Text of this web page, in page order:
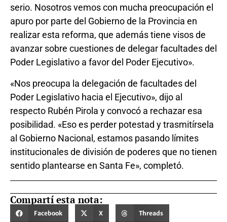
serio. Nosotros vemos con mucha preocupación el
apuro por parte del Gobierno de la Provincia en
realizar esta reforma, que además tiene visos de
avanzar sobre cuestiones de delegar facultades del
Poder Legislativo a favor del Poder Ejecutivo».
«Nos preocupa la delegación de facultades del
Poder Legislativo hacia el Ejecutivo», dijo al
respecto Rubén Pirola y convocó a rechazar esa
posibilidad. «Eso es perder potestad y trasmitírsela
al Gobierno Nacional, estamos pasando límites
institucionales de división de poderes que no tienen
sentido plantearse en Santa Fe», completó.
Compartí esta nota:
Facebook X Threads